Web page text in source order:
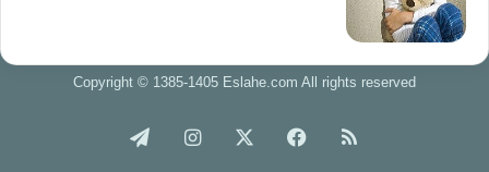
Copyright © 1385-1405 Eslahe.com All rights reserved
خوراک فیس اینستاگرام